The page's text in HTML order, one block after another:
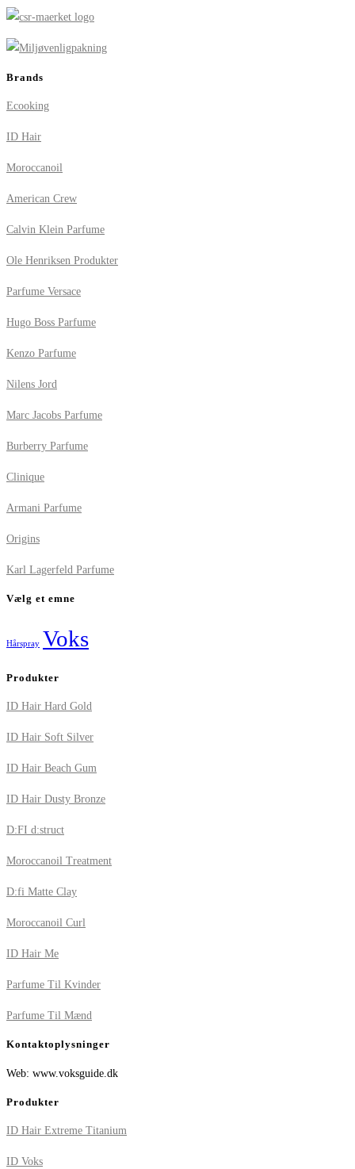
Brands
Ecooking
ID Hair
Moroccanoil
American Crew
Calvin Klein Parfume
Ole Henriksen Produkter
Parfume Versace
Hugo Boss Parfume
Kenzo Parfume
Nilens Jord
Marc Jacobs Parfume
Burberry Parfume
Clinique
Armani Parfume
Origins
Karl Lagerfeld Parfume
Vælg et emne
Hårspray Voks
Produkter
ID Hair Hard Gold
ID Hair Soft Silver
ID Hair Beach Gum
ID Hair Dusty Bronze
D:FI d:struct
Moroccanoil Treatment
D:fi Matte Clay
Moroccanoil Curl
ID Hair Me
Parfume Til Kvinder
Parfume Til Mænd
Kontaktoplysninger
Web: www.voksguide.dk
Produkter
ID Hair Extreme Titanium
ID Voks